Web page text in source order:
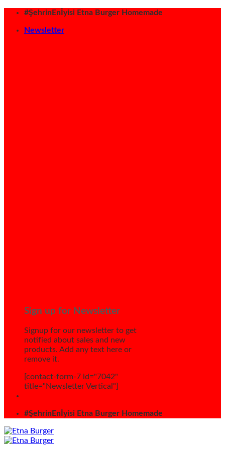
İçeriğe#ŞehrinEnİyisi Etna Burger Homemade
Newsletter
Sign up for Newsletter
Signup for our newsletter to get
notified about sales and new
products. Add any text here or
remove it.
[contact-form-7 id="7042"
title="Newsletter Vertical"]
#ŞehrinEnİyisi Etna Burger Homemade